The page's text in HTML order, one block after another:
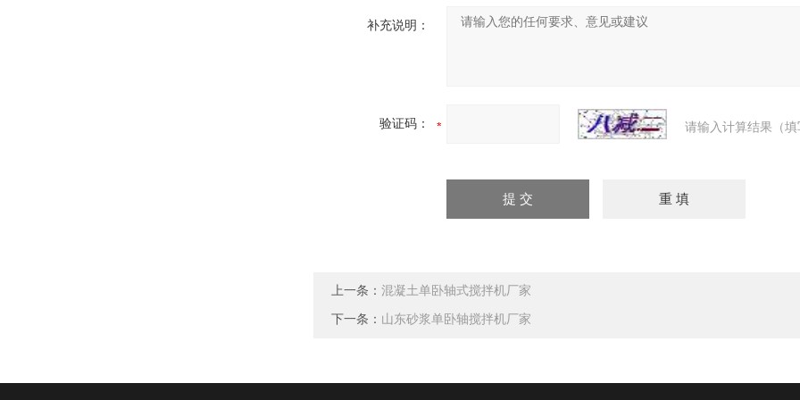
补充说明：
验证码： 请输入计算结果（
上一条：混凝土单卧轴式搅拌机厂家
下一条： 山东砂浆单卧轴搅拌机厂家